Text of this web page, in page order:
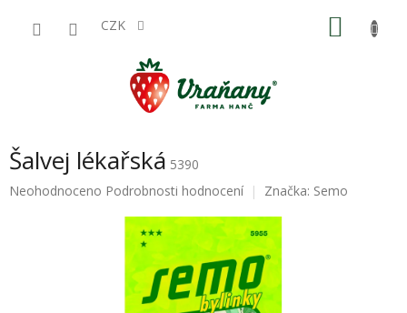
CZK
Šalvej lékařská 5390
Průměrné
Neohodnoceno Podrobnosti hodnocení Značka: Semo